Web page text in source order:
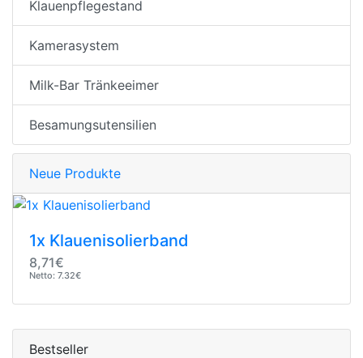
Klauenpflegestand
Kamerasystem
Milk-Bar Tränkeeimer
Besamungsutensilien
Neue Produkte
1x Klauenisolierband
8,71€
Netto: 7.32€
Bestseller